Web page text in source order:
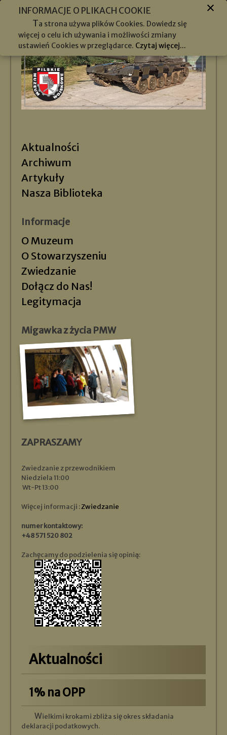
Aktualności
Archiwum
Artykuły
Nasza Biblioteka
Informacje
O Muzeum
O Stowarzyszeniu
Zwiedzanie
Dołącz do Nas!
Legitymacja
Migawka z życia PMW
INFORMACJE O PLIKACH COOKIE
Ta strona używa plików Cookies. Dowiedz się
więcej o celu ich używania i możliwości zmiany
ustawień Cookies w przeglądarce. Czytaj więcej...
ZAPRASZAMY
Zwiedzanie z przewodnikiem
Niedziela 11:00
Wt-Pt 13:00
Więcej informacji :Zwiedzanie
numer kontaktowy:
+48 571 520 802
Zachęcamy do podzielenia się opinią:
Aktualności
1% na OPP
Wielkimi krokami zbliża się okres składania
deklaracji podatkowych.